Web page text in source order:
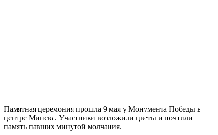
Памятная церемония прошла 9 мая у Монумента Победы в
центре Минска. Участники возложили цветы и почтили
память павших минутой молчания.